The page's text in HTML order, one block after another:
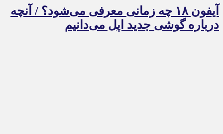
آیفون ۱۸ چه زمانی معرفی می‌شود؟ / آنچه
درباره گوشی جدید اپل می‌دانیم